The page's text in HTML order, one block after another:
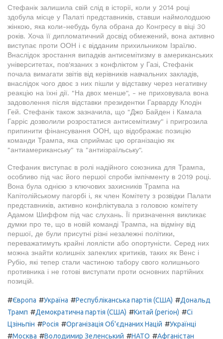
Стефанік залишила свій слід в історії, коли у 2014 році
здобула місце у Палаті представників, ставши наймолодшою
жінкою, яка коли-небудь була обрана до Конгресу в віці 30
років. Хоча її дипломатичний досвід обмежений, вона активно
виступає проти ООН і є відданим прихильником Ізраїлю.
Внаслідок зростання випадків антисемітизму в американських
університетах, пов'язаних з конфліктом у Газі, Стефанік
почала вимагати звітів від керівників навчальних закладів,
внаслідок чого двоє з них пішли у відставку через негативну
реакцію на їхні дії. "На двох менше", - не приховувала вона
задоволення після відставки президентки Гарварду Клодін
Гей. Стефанік також зазначила, що "Джо Байден і Камала
Гарріс дозволили розростатися антисемітизму" і пригрозила
припинити фінансування ООН, що відображає позицію
команди Трампа, яка сприймає цю організацію як
"антиамериканську" та "антиізраїльську".
Стефаник виступає в ролі надійного союзника для Трампа,
особливо під час його першої спроби імпічменту в 2019 році.
Вона була однією з ключових захисників Трампа на
Капітолійському пагорбі і, як член Комітету з розвідки Палати
представників, активно конфліктувала з головою комітету
Адамом Шиффом під час слухань. Її призначення викликає
думки про те, що в новій команді Трампа, на відміну від
першої, де були присутні різні незалежні політики,
переважатимуть крайні лоялісти або опортуністи. Серед них
можна знайти колишніх запеклих критиків, таких як Венс і
Рубіо, які тепер стали частиною табору свого колишнього
противника і не готові виступати проти основних партійних
позицій.
#Європа #Україна #Республіканська партія (США) #Дональд
Трамп #Демократична партія (США) #Китай (регіон) #Сі
Цзіньпін #Росія #Організація Об'єднаних Націй #Українці
#Москва #Володимир Зеленський #НАТО #Афганістан